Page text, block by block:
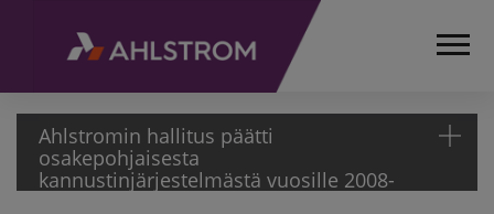
Ahlstromin hallitus päätti
osakepohjaisesta
kannustinjärjestelmästä vuosille 2008-